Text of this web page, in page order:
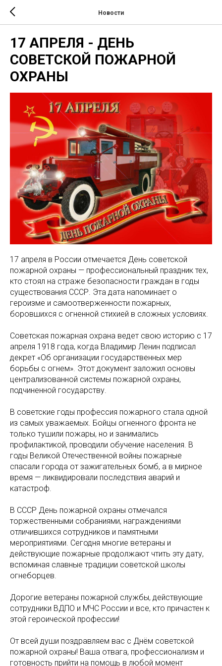
Новости
17 АПРЕЛЯ - ДЕНЬ
СОВЕТСКОЙ ПОЖАРНОЙ
ОХРАНЫ
17 апреля в России отмечается День советской
пожарной охраны — профессиональный праздник тех,
кто стоял на страже безопасности граждан в годы
существования СССР. Эта дата напоминает о
героизме и самоотверженности пожарных,
боровшихся с огненной стихией в сложных условиях.
Советская пожарная охрана ведет свою историю с 17
апреля 1918 года, когда Владимир Ленин подписал
декрет «Об организации государственных мер
борьбы с огнем». Этот документ заложил основы
централизованной системы пожарной охраны,
подчиненной государству.
В советские годы профессия пожарного стала одной
из самых уважаемых. Бойцы огненного фронта не
только тушили пожары, но и занимались
профилактикой, проводили обучение населения. В
годы Великой Отечественной войны пожарные
спасали города от зажигательных бомб, а в мирное
время — ликвидировали последствия аварий и
катастроф.
В СССР День пожарной охраны отмечался
торжественными собраниями, награждениями
отличившихся сотрудников и памятными
мероприятиями. Сегодня многие ветераны и
действующие пожарные продолжают чтить эту дату,
вспоминая славные традиции советской школы
огнеборцев.
Дорогие ветераны пожарной службы, действующие
сотрудники ВДПО и МЧС России и все, кто причастен к
этой героической профессии!
От всей души поздравляем вас с Днём советской
пожарной охраны! Ваша отвага, профессионализм и
готовность прийти на помощь в любой момент